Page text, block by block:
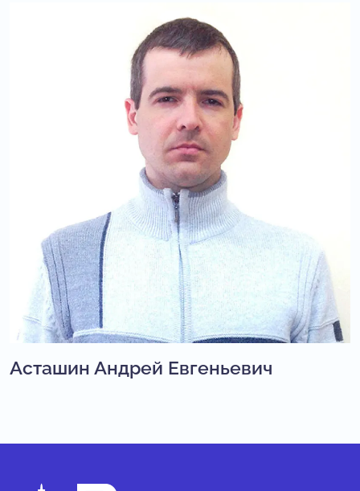
Асташин Андрей Евгеньевич